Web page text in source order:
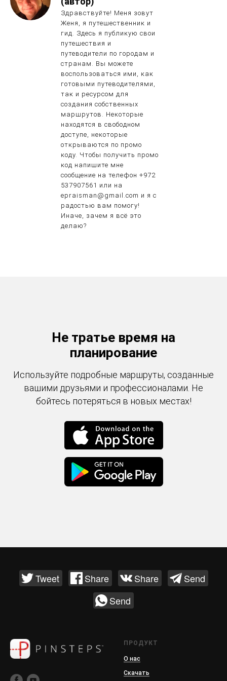
Здравствуйте! Меня зовут
Женя, я путешественник и
гид. Здесь я публикую свои
путешествия и
путеводители по городам и
странам. Вы можете
воспользоваться ими, как
готовыми путеводителями,
так и ресурсом для
создания собственных
маршрутов. Некоторые
находятся в свободном
доступе, некоторые
открываются по промо
коду. Чтобы получить промо
код напишите мне
сообщение на телефон +972
537907561 или на
epraisman@gmail.com и я с
радостью вам помогу!
Иначе, зачем я всё это
делаю?
Не тратье время на
планирование
Используйте подробные маршруты, созданные
вашими друзьями и профессионалами. Не
бойтесь потеряться в новых местах!
Tweet Share Share
Send
Send
ПРОДУКТ
О нас
Скачать